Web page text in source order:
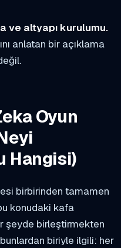
ve altyapı kurulumu.
anlatan bir açıklama
Oyun
Hangisi)
birbirinden tamamen
konudaki kafa
şeyde birleştirmekten
biriyle ilgili: her